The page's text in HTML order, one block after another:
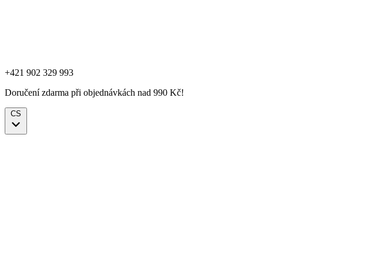
+421 902 329 993
Doručení zdarma při objednávkách nad 990 Kč!
CS